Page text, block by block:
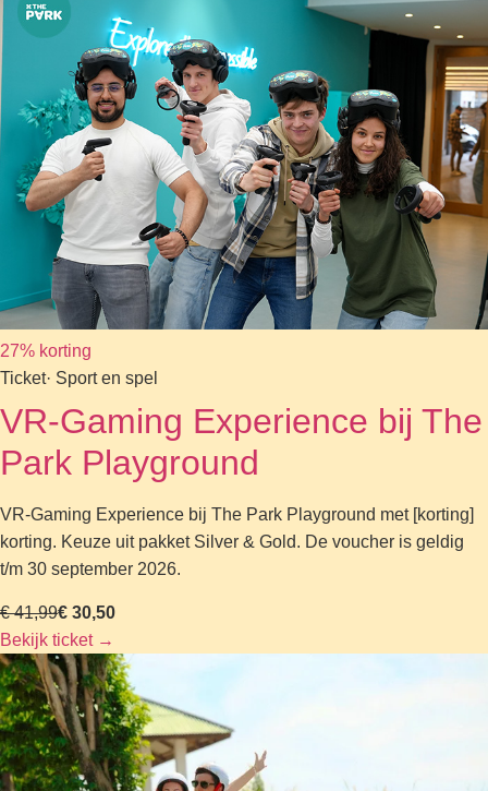
27% korting
Ticket· Sport en spel
VR-Gaming Experience bij The
Park Playground
VR-Gaming Experience bij The Park Playground met [korting]
korting. Keuze uit pakket Silver & Gold. De voucher is geldig
t/m 30 september 2026.
€ 41,99€ 30,50
Bekijk ticket →